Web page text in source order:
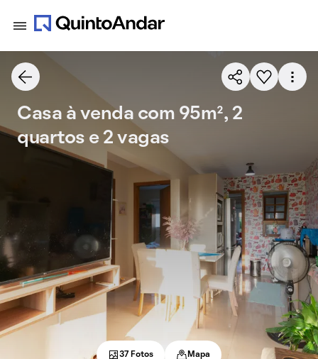
Casa à venda com 95m², 2
quartos e 2 vagas
37 Fotos Mapa